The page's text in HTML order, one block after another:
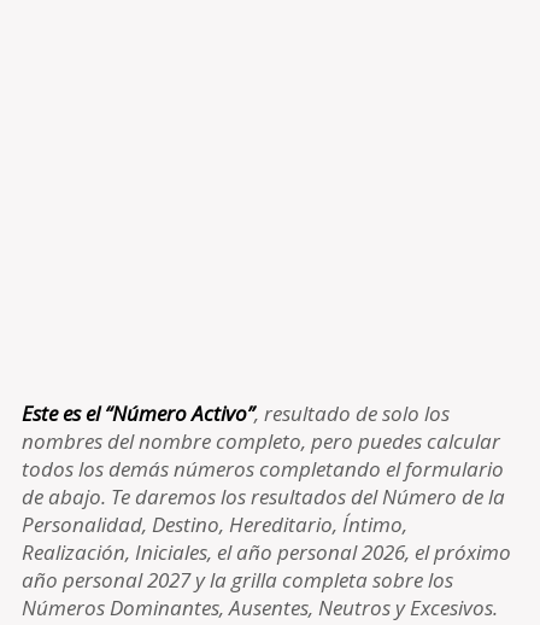
Este es el “Número Activo”, resultado de solo los
nombres del nombre completo, pero puedes calcular
todos los demás números completando el formulario
de abajo. Te daremos los resultados del Número de la
Personalidad, Destino, Hereditario, Íntimo,
Realización, Iniciales, el año personal 2026, el próximo
año personal 2027 y la grilla completa sobre los
Números Dominantes, Ausentes, Neutros y Excesivos.